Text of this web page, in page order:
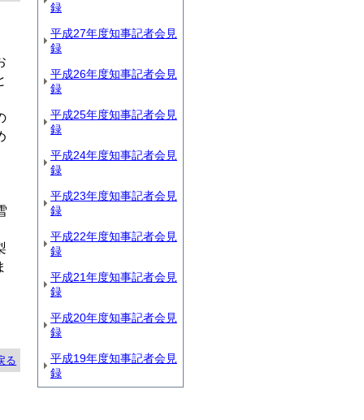
る
録
平成27年度知事記者会見
録
平成26年度知事記者会見
録
平成25年度知事記者会見
録
平成24年度知事記者会見
録
平成23年度知事記者会見
録
平成22年度知事記者会見
録
平成21年度知事記者会見
録
平成20年度知事記者会見
録
平成19年度知事記者会見
録